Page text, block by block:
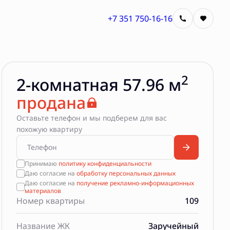
+7 351 750-16-16
2-комнатная 57.96 м2
продана
Оставьте телефон и мы подберем для вас
похожую квартиру
Принимаю политику конфиденциальности
Даю согласие на обработку персональных данных
Даю согласие на получение рекламно-информационных
материалов
Номер квартиры 109
Название ЖК Заручейный